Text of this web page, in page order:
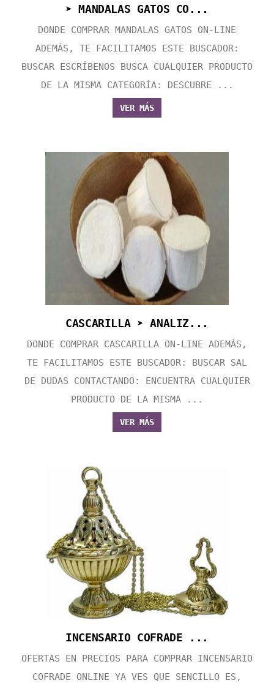
➤ MANDALAS GATOS CO...
DONDE COMPRAR MANDALAS GATOS ON-LINE
ADEMÁS, TE FACILITAMOS ESTE BUSCADOR:
BUSCAR ESCRÍBENOS BUSCA CUALQUIER PRODUCTO
DE LA MISMA CATEGORÍA: DESCUBRE ...
VER MÁS
CASCARILLA ➤ ANALIZ...
DONDE COMPRAR CASCARILLA ON-LINE ADEMÁS,
TE FACILITAMOS ESTE BUSCADOR: BUSCAR SAL
DE DUDAS CONTACTANDO: ENCUENTRA CUALQUIER
PRODUCTO DE LA MISMA ...
VER MÁS
INCENSARIO COFRADE ...
OFERTAS EN PRECIOS PARA COMPRAR INCENSARIO
COFRADE ONLINE YA VES QUE SENCILLO ES,